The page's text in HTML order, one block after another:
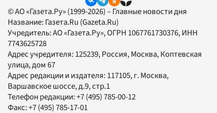
© АО «Газета.Ру» (1999-2026) – Главные новости дня
Название: Газета.Ru (Gazeta.Ru)
Учредитель:АО «Газета.Ру», ОГРН 1067761730376, ИНН
7743625728
Адрес учредителя: 125239, Россия, Москва, Коптевская
улица, дом 67
Адрес редакции и издателя: 117105, г. Москва,
Варшавское шоссе, д.9, стр.1
Телефон редакции:+7 (495) 785-00-12
Факс:+7 (495) 785-17-01